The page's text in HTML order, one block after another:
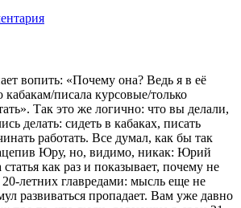
вопить: «Почему она? Ведь я в её
кабакам/писала курсовые/только
Так это же логично: что вы делали,
делать: сидеть в кабаках, писать
работать. Все думал, как бы так
Юру, но, видимо, никак: Юрий
как раз и показывает, почему не
20-летних главредами: мысль еще не
развиваться пропадает. Вам уже давно